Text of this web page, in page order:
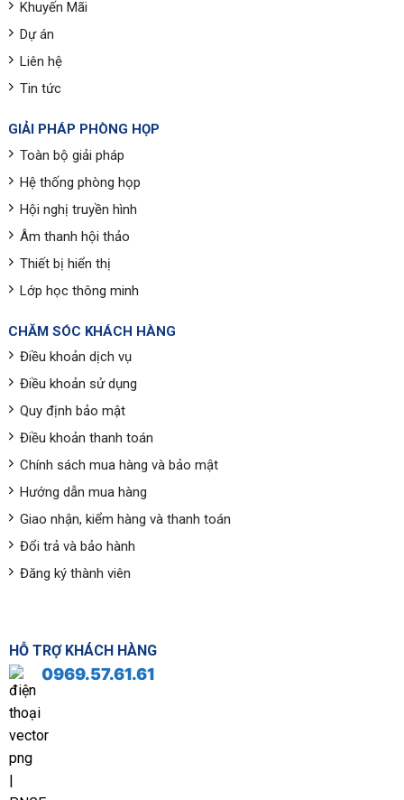
Khuyến Mãi
Dự án
Liên hệ
Tin tức
GIẢI PHÁP PHÒNG HỌP
Toàn bộ giải pháp
Hệ thống phòng họp
Hội nghị truyền hình
Âm thanh hội thảo
Thiết bị hiển thị
Lớp học thông minh
CHĂM SÓC KHÁCH HÀNG
Điều khoản dịch vụ
Điều khoản sử dụng
Quy định bảo mật
Điều khoản thanh toán
Chính sách mua hàng và bảo mật
Hướng dẫn mua hàng
Giao nhận, kiểm hàng và thanh toán
Đổi trả và bảo hành
Đăng ký thành viên
HỖ TRỢ KHÁCH HÀNG
0969.57.61.61